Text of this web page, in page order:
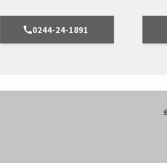
0244-24-1891